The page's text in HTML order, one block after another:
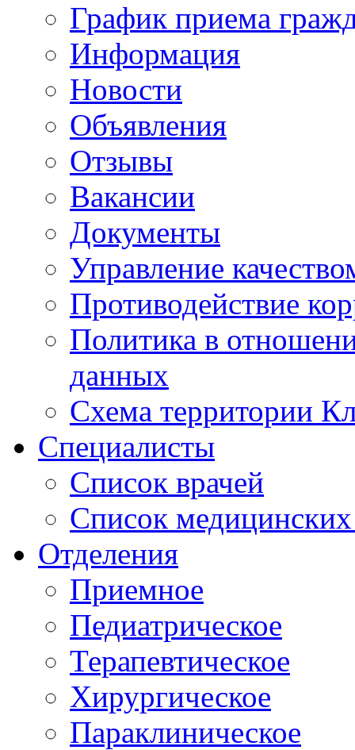
График приема
Информация
Новости
Объявления
Отзывы
Вакансии
Документы
Управление
Противодействие
Политика в
данных
Схема территории
Специалисты
Список врачей
Список медицинских
Отделения
Приемное
Педиатрическое
Терапевтическое
Хирургическое
Параклиническое